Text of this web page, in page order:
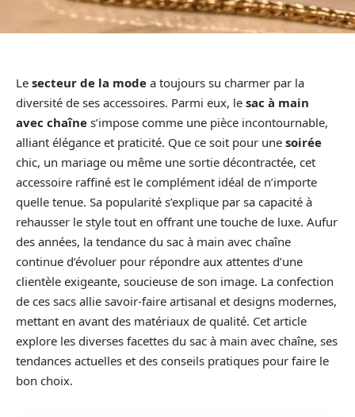
Le secteur de la mode a toujours su charmer par la
diversité de ses accessoires. Parmi eux, le sac à main
avec chaîne s’impose comme une pièce incontournable,
alliant élégance et praticité. Que ce soit pour une soirée
chic, un mariage ou même une sortie décontractée, cet
accessoire raffiné est le complément idéal de n’importe
quelle tenue. Sa popularité s’explique par sa capacité à
rehausser le style tout en offrant une touche de luxe. Aufur
des années, la tendance du sac à main avec chaîne
continue d’évoluer pour répondre aux attentes d’une
clientèle exigeante, soucieuse de son image. La confection
de ces sacs allie savoir-faire artisanal et designs modernes,
mettant en avant des matériaux de qualité. Cet article
explore les diverses facettes du sac à main avec chaîne, ses
tendances actuelles et des conseils pratiques pour faire le
bon choix.